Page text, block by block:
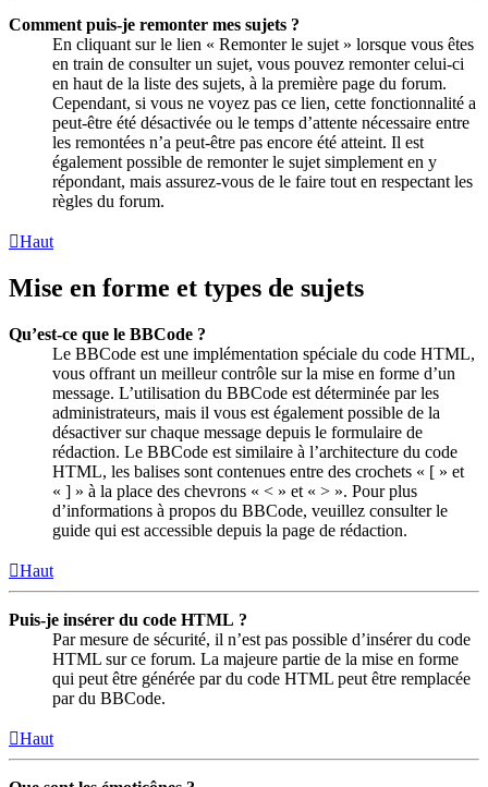
Comment puis-je remonter mes sujets ?
En cliquant sur le lien « Remonter le sujet » lorsque vous êtes
en train de consulter un sujet, vous pouvez remonter celui-ci
en haut de la liste des sujets, à la première page du forum.
Cependant, si vous ne voyez pas ce lien, cette fonctionnalité a
peut-être été désactivée ou le temps d’attente nécessaire entre
les remontées n’a peut-être pas encore été atteint. Il est
également possible de remonter le sujet simplement en y
répondant, mais assurez-vous de le faire tout en respectant les
règles du forum.
Haut
Mise en forme et types de sujets
Qu’est-ce que le BBCode ?
Le BBCode est une implémentation spéciale du code HTML,
vous offrant un meilleur contrôle sur la mise en forme d’un
message. L’utilisation du BBCode est déterminée par les
administrateurs, mais il vous est également possible de la
désactiver sur chaque message depuis le formulaire de
rédaction. Le BBCode est similaire à l’architecture du code
HTML, les balises sont contenues entre des crochets « [ » et
« ] » à la place des chevrons « < » et « > ». Pour plus
d’informations à propos du BBCode, veuillez consulter le
guide qui est accessible depuis la page de rédaction.
Haut
Puis-je insérer du code HTML ?
Par mesure de sécurité, il n’est pas possible d’insérer du code
HTML sur ce forum. La majeure partie de la mise en forme
qui peut être générée par du code HTML peut être remplacée
par du BBCode.
Haut